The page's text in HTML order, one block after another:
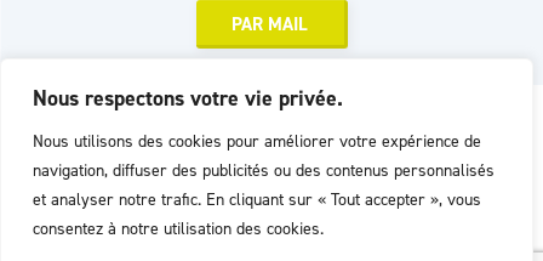
Nous respectons votre vie privée.
Nous utilisons des cookies pour améliorer votre expérience de
navigation, diffuser des publicités ou des contenus personnalisés
et analyser notre trafic. En cliquant sur « Tout accepter », vous
consentez à notre utilisation des cookies.
PAR MAIL
Réalisation :